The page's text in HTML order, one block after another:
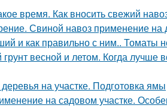
время. Как вносить свежий
Свиной навоз применение на
и как правильно с ним.. Томаты
весной и летом. Когда лучше
на участке. Подготовка ямы
на садовом участке.